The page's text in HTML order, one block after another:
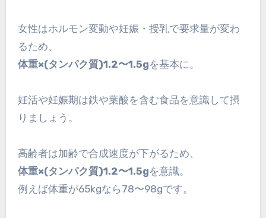
女性はホルモン変動や妊娠・授乳で要求量が変わ
るため、
体重×(タンパク質)1.2〜1.5gを基本に。
妊活や妊娠期は鉄や葉酸を含む食品を意識して摂
りましょう。
高齢者は加齢で合成速度が下がるため、
体重×(タンパク質)1.2〜1.5gを意識。
例えば体重が65kgなら78〜98gです。